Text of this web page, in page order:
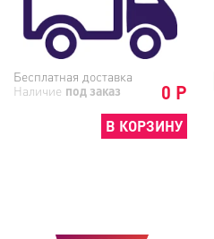
Бесплатная доставка
0 Р
Наличие под заказ
В КОРЗИНУ